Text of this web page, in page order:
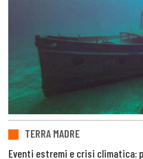
TERRA MADRE
Eventi estremi e crisi climatica: